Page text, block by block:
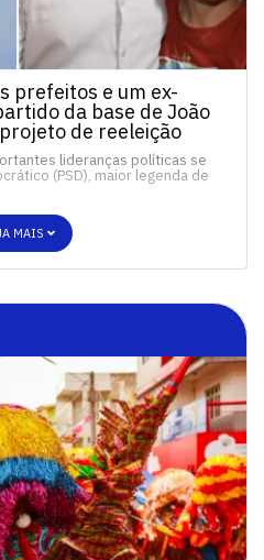
prefeitos e um ex-
da base de João
de reeleição
lideranças políticas se
(PSD), maior legenda de
MAIS